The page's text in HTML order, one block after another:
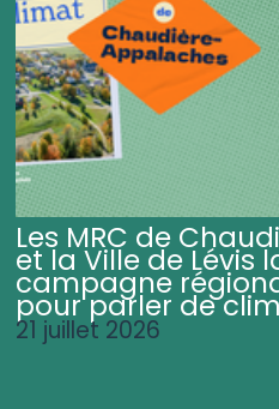
Les MRC de
et la Ville de Lévis
campagne
pour parler de
21 juillet 2026